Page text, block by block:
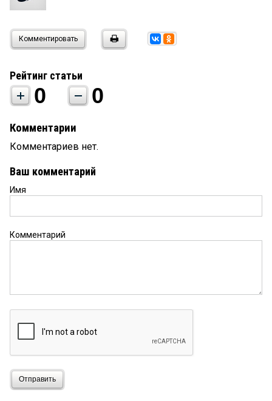
Комментировать
Рейтинг статьи
0 0
Комментарии
Комментариев нет.
Ваш комментарий
Имя
Комментарий
Отправить